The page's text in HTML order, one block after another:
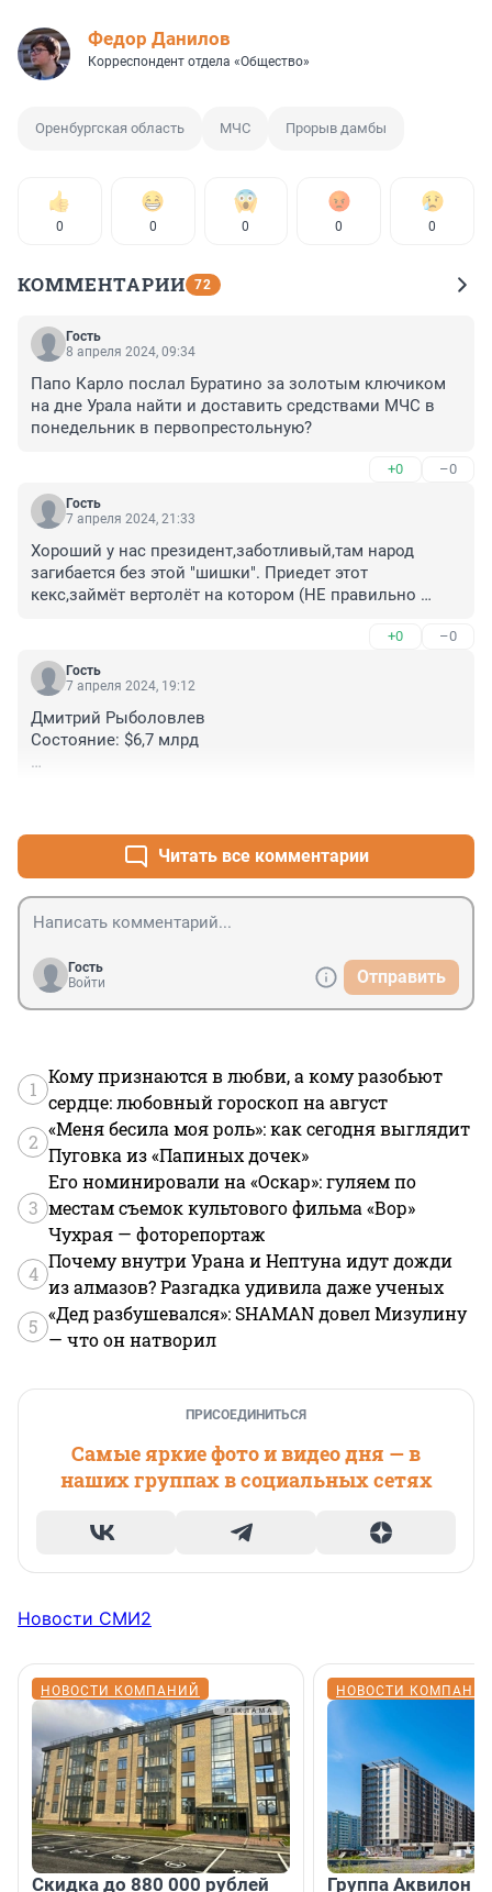
Федор Данилов
Корреспондент отдела «Общество»
Оренбургская область МЧС Прорыв дамбы
0 0 0 0 0
КОММЕНТАРИИ 72
Гость
8 апреля 2024, 09:34
Папо Карло послал Буратино за золотым ключиком
на дне Урала найти и доставить средствами МЧС в
понедельник в первопрестольную?
+0 –0
Гость
7 апреля 2024, 21:33
Хороший у нас президент,заботливый,там народ
загибается без этой "шишки". Приедет этот
кекс,займёт вертолёт на котором (НЕ правильно
трилиарда два под это дело запросит. Президент
даст, половину скомуниздят и всё пойдё тпо плану.
+0 –0
Гость
7 апреля 2024, 19:12
Дмитрий Рыболовлев
Состояние: $6,7 млрд
Рыболовлева (2001)
Старшая дочь бывшего владельца «Уралкалия»
Дмитрия Рыболовлева Екатерина замужем за
латиноамериканским политиком Хуаном Сартори с
осени 2019 года занимает пост сенатора Уругвая.
Екатерина не работает, но состоит в совете
директоров футбольного клуба «Монако»,
маленьких детей. Младшая дочь Рыболовлева Анна
окончила школу в Швейцарии, живет в Женеве.
Читать все комментарии
Гость
Войти
Отправить
1
Кому признаются в любви, а кому разобьют
сердце: любовный гороскоп на август
2
«Меня бесила моя роль»: как сегодня выглядит
Пуговка из «Папиных дочек»
3
Его номинировали на «Оскар»: гуляем по
местам съемок культового фильма «Вор»
Чухрая — фоторепортаж
4
Почему внутри Урана и Нептуна идут дожди
из алмазов? Разгадка удивила даже ученых
5
«Дед разбушевался»: SHAMAN довел Мизулину
— что он натворил
ПРИСОЕДИНИТЬСЯ
Самые яркие фото и видео дня — в
наших группах в социальных сетях
Новости СМИ2
НОВОСТИ КОМПАНИЙ
Скидка до 880 000 рублей
НОВОСТИ
Группа Аквилон